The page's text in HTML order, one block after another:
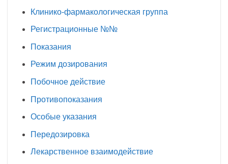
Клинико-фармакологическая группа
Регистрационные №№
Показания
Режим дозирования
Побочное действие
Противопоказания
Особые указания
Передозировка
Лекарственное взаимодействие